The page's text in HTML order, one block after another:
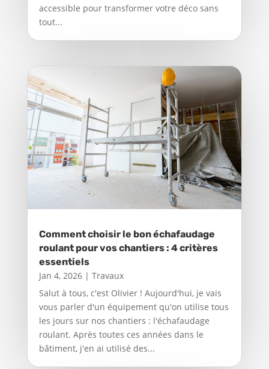
accessible pour transformer votre déco sans
tout...
Comment choisir le bon échafaudage
roulant pour vos chantiers : 4 critères
essentiels
Jan 4, 2026| Travaux
Salut à tous, c'est Olivier ! Aujourd'hui, je vais
vous parler d'un équipement qu'on utilise tous
les jours sur nos chantiers : l'échafaudage
roulant. Après toutes ces années dans le
bâtiment, j'en ai utilisé des...